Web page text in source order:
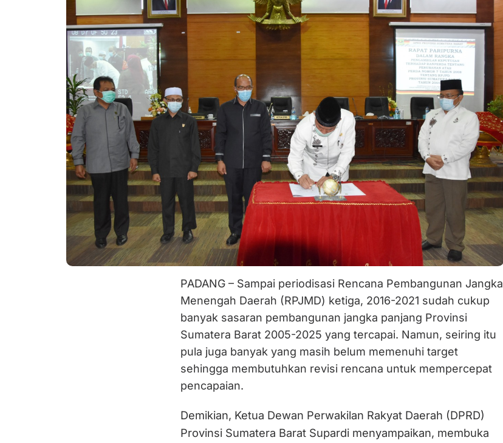
PADANG – Sampai periodisasi Rencana Pembangunan Jangka
Menengah Daerah (RPJMD) ketiga, 2016-2021 sudah cukup
banyak sasaran pembangunan jangka panjang Provinsi
Sumatera Barat 2005-2025 yang tercapai. Namun, seiring itu
pula juga banyak yang masih belum memenuhi target
sehingga membutuhkan revisi rencana untuk mempercepat
pencapaian.
Demikian, Ketua Dewan Perwakilan Rakyat Daerah (DPRD)
Provinsi Sumatera Barat Supardi menyampaikan, membuka